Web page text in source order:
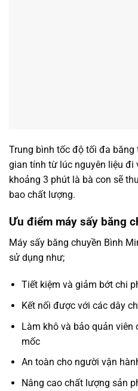
Trung bình tốc độ tối đa
gian tính từ lúc nguyên liệu đi
khoảng 3 phút là bà con sẽ
bao chất lượng.
Ưu điểm máy sấy băng
Máy sấy băng chuyền Bình
sử dụng như;
Tiết kiệm và giảm bớt chi
Kết nối được với các dây
Làm khô và bảo quản viên
mốc
An toàn cho người vận
Nâng cao chất lượng sản